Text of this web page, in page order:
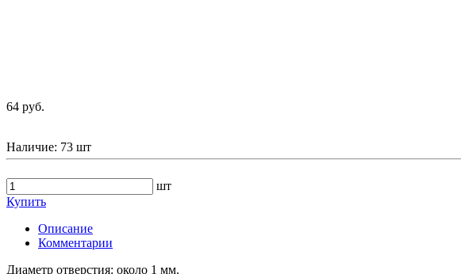
64 руб.
Наличие: 73 шт
шт
Купить
Описание
Комментарии
Диаметр отверстия: около 1 мм.